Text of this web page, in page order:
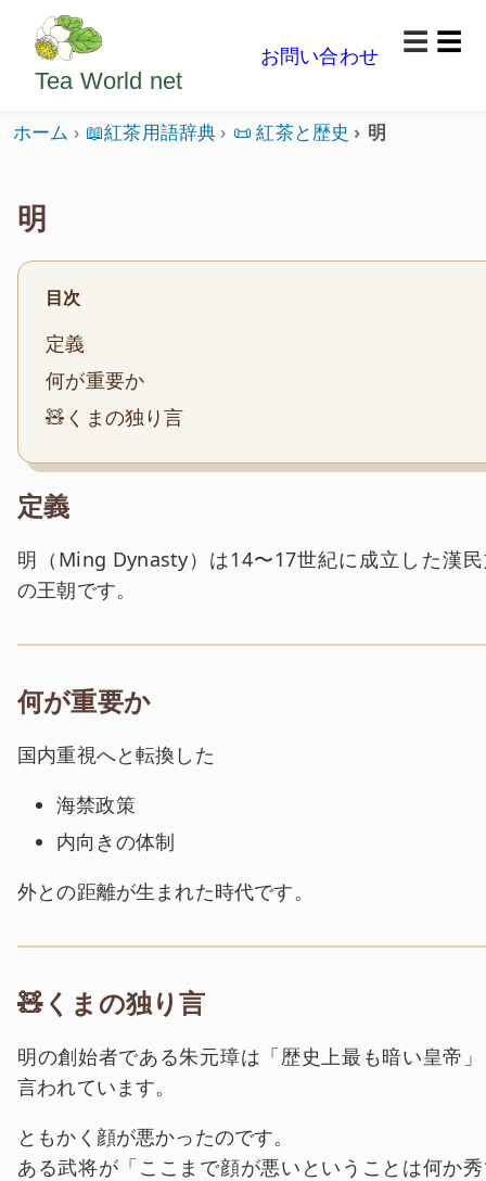
ようこそいらっしゃいました。どうぞごゆっくり楽
Tea World net
お問い合わせ
☰
ホーム 📖紅茶用語辞典 📜 紅茶と歴史 明
明
目次
定義
何が重要か
🧸くまの独り言
定義
明（Ming Dynasty）は14〜17世紀に成立した漢
の王朝です。
何が重要か
国内重視へと転換した
海禁政策
内向きの体制
外との距離が生まれた時代です。
🧸くまの独り言
明の創始者である朱元璋は「歴史上最も暗い皇帝
言われています。
ともかく顔が悪かったのです。
ある武将が「ここまで顔が悪いということは何か